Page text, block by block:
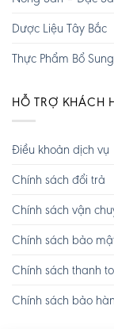
Dược Liệu Tây Bắc
Thực Phẩm Bổ Sung
HỖ TRỢ KHÁCH
Điều khoản dịch vụ
Chính sách đổi trả
Chính sách vận
Chính sách bảo
Chính sách thanh
Chính sách bảo